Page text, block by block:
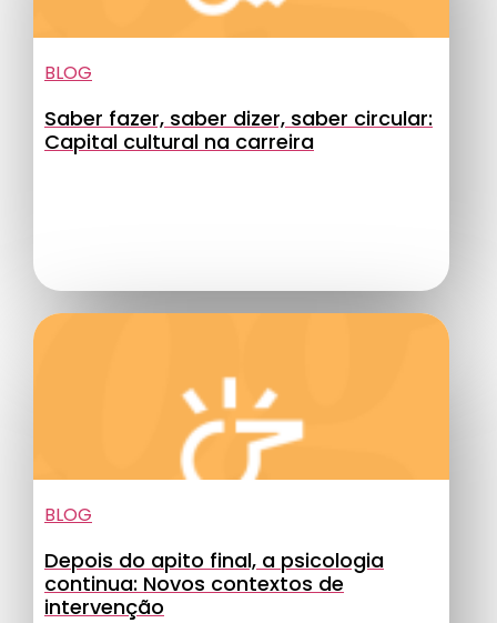
BLOG
Saber fazer, saber dizer, saber circular:
Capital cultural na carreira
BLOG
Depois do apito final, a psicologia
continua: Novos contextos de
intervenção